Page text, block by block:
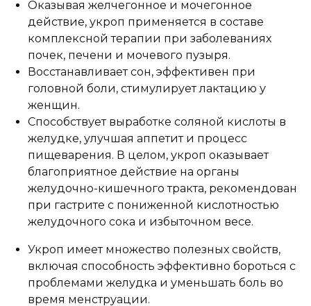
Оказывая желчегонное и мочегонное
действие, укроп применяется в составе
комплексной терапии при заболеваниях
почек, печени и мочевого пузыря.
Восстанавливает сон, эффективен при
головной боли, стимулирует лактацию у
женщин.
Способствует выработке соляной кислоты в
желудке, улучшая аппетит и процесс
пищеварения. В целом, укроп оказывает
благоприятное действие на органы
желудочно-кишечного тракта, рекомендован
при гастрите с пониженной кислотностью
желудочного сока и избыточном весе.
Укроп имеет множество полезных свойств,
включая способность эффективно бороться с
проблемами желудка и уменьшать боль во
время менструации.